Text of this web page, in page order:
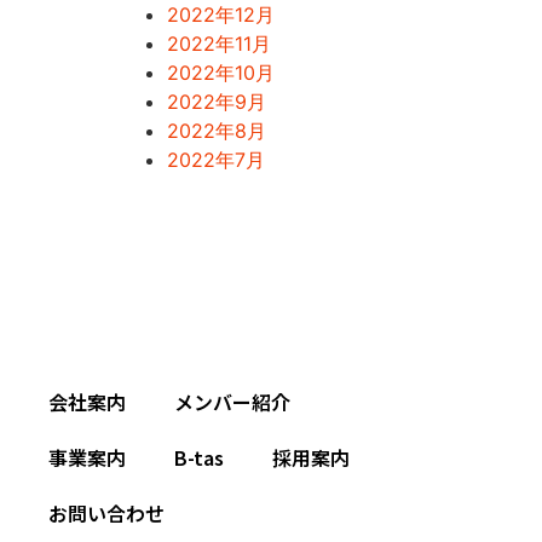
2022年12月
2022年11月
2022年10月
2022年9月
2022年8月
2022年7月
会社案内
メンバー紹介
事業案内
B-tas
採用案内
お問い合わせ